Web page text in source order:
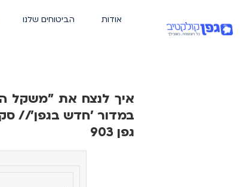
אודות הביטוחים שלנו
במדור 'חדש בגפן'//
גפן 903